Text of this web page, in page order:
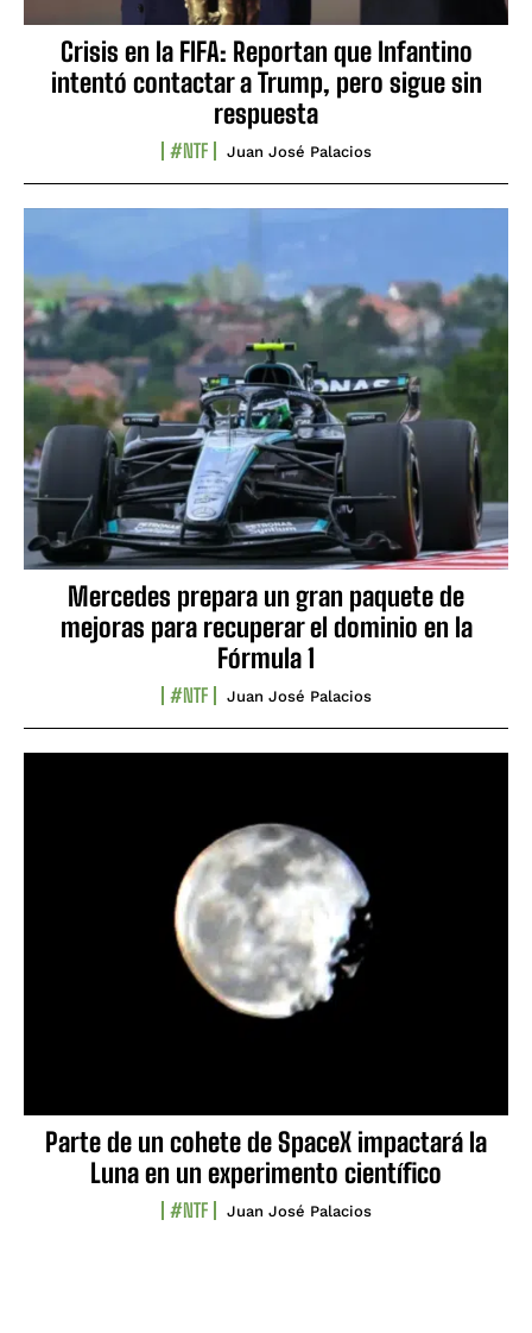
Crisis en la FIFA: Reportan que Infantino
intentó contactar a Trump, pero sigue sin
respuesta
#NTF Juan José Palacios
Mercedes prepara un gran paquete de
mejoras para recuperar el dominio en la
Fórmula 1
#NTF Juan José Palacios
Parte de un cohete de SpaceX impactará la
Luna en un experimento científico
#NTF Juan José Palacios